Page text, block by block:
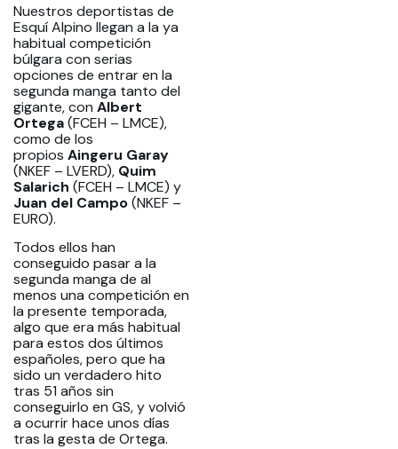
Nuestros deportistas de
Esquí Alpino llegan a la ya
habitual competición
búlgara con serias
opciones de entrar en la
segunda manga tanto del
gigante, con Albert
Ortega(FCEH – LMCE),
como de los
propios Aingeru Garay
(NKEF – LVERD), Quim
Salarich (FCEH – LMCE) y
Juan del Campo(NKEF –
EURO).
Todos ellos han
conseguido pasar a la
segunda manga de al
menos una competición en
la presente temporada,
algo que era más habitual
para estos dos últimos
españoles, pero que ha
sido un verdadero hito
tras 51 años sin
conseguirlo en GS, y volvió
a ocurrir hace unos días
tras la gesta de Ortega.